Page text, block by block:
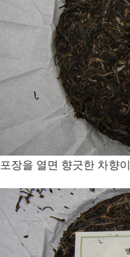
포장을 열면 향긋한 차향